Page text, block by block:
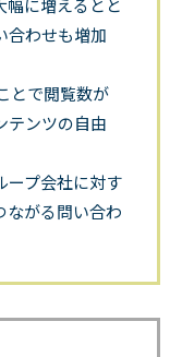
幅に増えるとと
合わせも増加
とで閲覧数が
テンツの自由
ープ会社に対す
ながる問い合わ